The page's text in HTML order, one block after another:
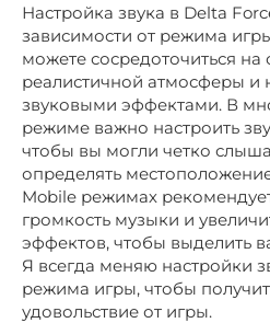
Настройка звука в Delta
зависимости от режима
можете сосредоточиться на
реалистичной атмосферы и
звуковыми эффектами. В
режиме важно настроить
чтобы вы могли четко
определять
Mobile режимах
громкость музыки и
эффектов, чтобы выделить
Я всегда меняю настройки
режима игры, чтобы
удовольствие от игры.